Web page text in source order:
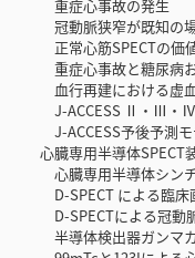
重症心事故の発生
冠動脈狭窄が既知の場
正常心筋SPECTの価
重症心事故と糖尿病お
血行再建における虚血
J-ACCESS Ⅱ・Ⅲ・Ⅳ
J-ACCESS予後予測モ
心臓専用半導体
心臓専用半導体シンチ
D-SPECT による臨床
D-SPECTによる冠動
半導体検出器ガンマカ